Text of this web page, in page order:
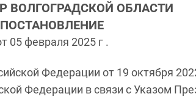
ВОЛГОГРАДСКОЙ ОБЛАСТИ
ПОСТАНОВЛЕНИЕ
05 февраля 2025 г .
Федерации от 19 октября
Федерации в связи с Указом